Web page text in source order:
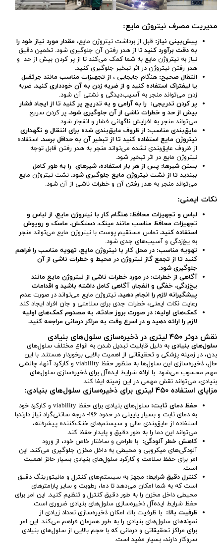
مدیریت مصرف نیتروژن مایع:
پیش‌بینی نیاز: قبل از برداشت نیتروژن مایع، مقدار مورد نیاز خود را
به دقت برآورد کنید تا از هدر رفتن آن جلوگیری شود. تخمین دقیق
نیاز به نیتروژن مایع به شما کمک می‌کند تا از پر کردن بیش از حد و
هدر رفتن نیتروژن در اثر تبخیر جلوگیری کنید.
انتقال صحیح: هنگام جابجایی ، از تجهیزات مناسب مانند جرثقیل
یا لیفتراک استفاده کنید و از ضربه زدن به آن خودداری کنید. ضربه
زدن می‌تواند منجر به آسیب‌دیدگی و نشتی آن شود.
پر کردن تدریجی: را به آرامی و به تدریج پر کنید تا از ایجاد فشار
بیش از حد و خطرات ناشی از آن جلوگیری شود. پر کردن سریع
می‌تواند منجر به افزایش ناگهانی فشار و انفجار شود.
عایق‌بندی مناسب: از ظروف عایق‌بندی شده برای انتقال و نگهداری
نیتروژن مایع استفاده کنید تا از تبخیر آن به حداقل برسد. استفاده
از ظروف عایق‌بندی نشده می‌تواند منجر به هدر رفتن قابل توجه
نیتروژن مایع در اثر تبخیر شود.
بستن شیرها: پس از هر بار استفاده، شیرهای را به طور کامل
ببندید تا از نشت نیتروژن مایع جلوگیری شود. نشت نیتروژن مایع
می‌تواند منجر به هدر رفتن آن و خطرات ناشی از آن شود.
نکات ایمنی:
لباس و تجهیزات محافظ: هنگام کار با نیتروژن مایع، از لباس و
تجهیزات محافظ مناسب مانند عینک، دستکش، ماسک و روپوش
استفاده کنید. تماس مستقیم پوست با نیتروژن مایع می‌تواند منجر
به یخ‌زدگی و آسیب‌های جدی شود.
تهویه مناسب: در محل کار با نیتروژن مایع، تهویه مناسب را فراهم
کنید تا از تجمع گاز نیتروژن در محیط و خطرات ناشی از آن
جلوگیری شود.
آگاهی از خطرات: در مورد خطرات ناشی از نیتروژن مایع مانند
یخ‌زدگی، خفگی و انفجار، آگاهی کامل داشته باشید و اقدامات
پیشگیرانه لازم را انجام دهید. نیتروژن مایع می‌تواند در صورت عدم
رعایت نکات ایمنی، خطرات جدی برای سلامتی و جان افراد ایجاد کند.
کمک‌های اولیه: در صورت بروز حادثه، به مصدوم کمک‌های اولیه
لازم را ارائه دهید و در اسرع وقت به مراکز درمانی مراجعه کنید.
نقش دوئر ۴۵۰ لیتری در ذخیره‌سازی سلول‌های بنیادی
سلول‌های بنیادی به دلیل قابلیت تبدیل شدن به انواع مختلف سلول‌های
بدن، در زمینه پزشکی و تحقیقاتی از اهمیت بالایی برخوردار هستند. با این
حال، ذخیره‌سازی این سلول‌ها به منظور حفظ viability و کارکرد آنها، چالشی
مهم محسوب می‌شود. با ارائه شرایط ایده‌آل برای ذخیره‌سازی سلول‌های
بنیادی، می‌تواند نقش مهمی در این زمینه ایفا کند.
مزایای استفاده ۴۵۰ لیتری برای ذخیره‌سازی سلول‌های بنیادی :
حفظ دمای ثابت:
سلول‌های بنیادی برای حفظ viability و کارکرد خود
به دمای ثابت و بسیار پایینی در حدود ۱۹۶- درجه سانتی‌گراد نیاز دارندبا
استفاده از عایق‌بندی عالی و سیستم‌های خنک‌کننده پیشرفته،
می‌تواند این دما را به طور دقیق و پایدار حفظ کند.
کاهش خطر آلودگی: با طراحی و ساختار خاص خود، از ورود
آلودگی‌های میکروبی و محیطی به داخل مخزن جلوگیری می‌کند. این
امر برای حفظ سلامت و کارکرد سلول‌های بنیادی بسیار حائز اهمیت
است.
کنترل دقیق شرایط: مجهز به سیستم‌های کنترل و مانیتورینگ دقیق
است که به شما امکان می‌دهد تا دما، رطوبت و سایر پارامترهای
محیطی داخل مخزن را به طور دقیق کنترل و تنظیم کنید. این امر برای
حفظ شرایط ایده‌آل ذخیره‌سازی سلول‌های بنیادی ضروری است.
ظرفیت بالا: با ظرفیت بالا، امکان ذخیره‌سازی تعداد زیادی از
نمونه‌های سلول‌های بنیادی را به طور همزمان فراهم می‌کند. این امر
برای مراکز تحقیقاتی و درمانی که با حجم بالایی از سلول‌های بنیادی
سروکار دارند، بسیار مفید است.